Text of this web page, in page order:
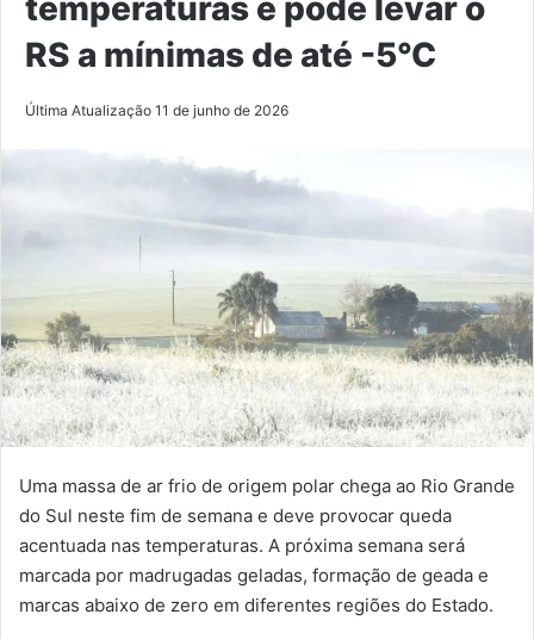
RS a mínimas de até -5°C
Última Atualização 11 de junho de 2026
Uma massa de ar frio de origem polar chega ao Rio Grande
do Sul neste fim de semana e deve provocar queda
acentuada nas temperaturas. A próxima semana será
marcada por madrugadas geladas, formação de geada e
marcas abaixo de zero em diferentes regiões do Estado.